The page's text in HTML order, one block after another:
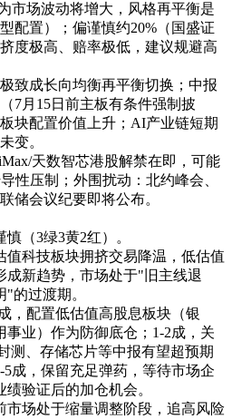
市场波动将增大，风格再平衡是
配置）；偏谨慎约20%（国盛证
度极高、赔率极低，建议规避高
致成长向均衡再平衡切换；中报
7月15日前主板有条件强制披
块配置价值上升；AI产业链短期
变。
天数智芯港股解禁在即，可能
性压制；外围扰动：北约峰会、
储会议纪要即将公布。
慎（3绿3黄2红）。
值科技板块拥挤交易降温，低估值
成新趋势，市场处于"旧主线退
的过渡期。
成，配置低估值高股息板块（银
事业）作为防御底仓；1-2成，关
测、存储芯片等中报有望超预期
5成，保留充足弹药，等待市场企
验证后的加仓机会。
市场处于缩量调整阶段，追高风险